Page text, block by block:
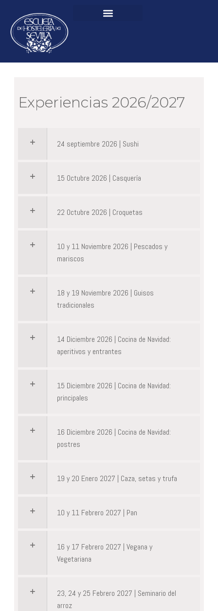
Experiencias 2026/2027
24 septiembre 2026 | Sushi
15 Octubre 2026 | Casquería
22 Octubre 2026 | Croquetas
10 y 11 Noviembre 2026 | Pescados y
mariscos
18 y 19 Noviembre 2026 | Guisos
tradicionales
14 Diciembre 2026 | Cocina de Navidad:
aperitivos y entrantes
15 Diciembre 2026 | Cocina de Navidad:
principales
16 Diciembre 2026 | Cocina de Navidad:
postres
19 y 20 Enero 2027 | Caza, setas y trufa
10 y 11 Febrero 2027 | Pan
16 y 17 Febrero 2027 | Vegana y
Vegetariana
23, 24 y 25 Febrero 2027 | Seminario del
arroz